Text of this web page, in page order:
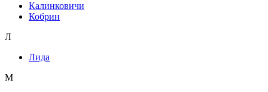
Калинковичи
Кобрин
Л
Лида
М